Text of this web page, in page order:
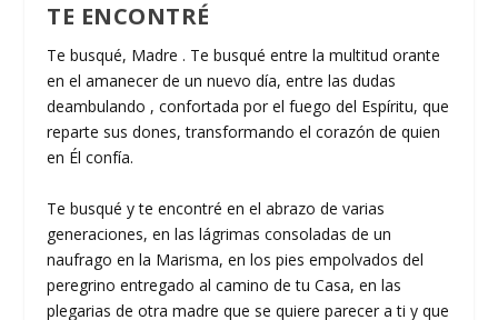
TE ENCONTRÉ
Te busqué, Madre . Te busqué entre la multitud orante
en el amanecer de un nuevo día, entre las dudas
deambulando , confortada por el fuego del Espíritu, que
reparte sus dones, transformando el corazón de quien
en Él confía.
Te busqué y te encontré en el abrazo de varias
generaciones, en las lágrimas consoladas de un
naufrago en la Marisma, en los pies empolvados del
peregrino entregado al camino de tu Casa, en las
plegarias de otra madre que se quiere parecer a ti y que